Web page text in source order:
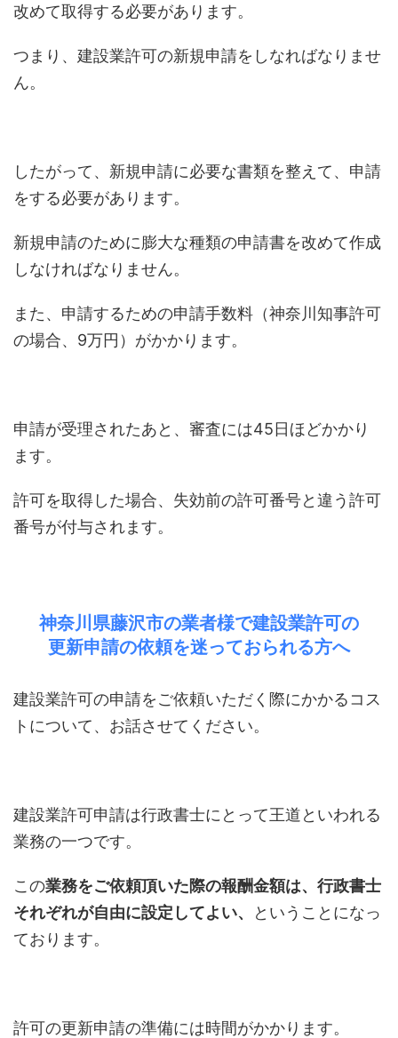
改めて取得する必要があります。
つまり、建設業許可の新規申請をしなればなりませ
ん。
したがって、新規申請に必要な書類を整えて、申請
をする必要があります。
新規申請のために膨大な種類の申請書を改めて作成
しなければなりません。
また、申請するための申請手数料（神奈川知事許可
の場合、9万円）がかかります。
申請が受理されたあと、審査には45日ほどかかり
ます。
許可を取得した場合、失効前の許可番号と違う許可
番号が付与されます。
神奈川県藤沢市の業者様で建設業許可の
更新申請の依頼を迷っておられる方へ
建設業許可の申請をご依頼いただく際にかかるコス
トについて、お話させてください。
建設業許可申請は行政書士にとって王道といわれる
業務の一つです。
この業務をご依頼頂いた際の報酬金額は、行政書士
それぞれが自由に設定してよい、
ということになっ
ております。
許可の更新申請の準備には時間がかかります。